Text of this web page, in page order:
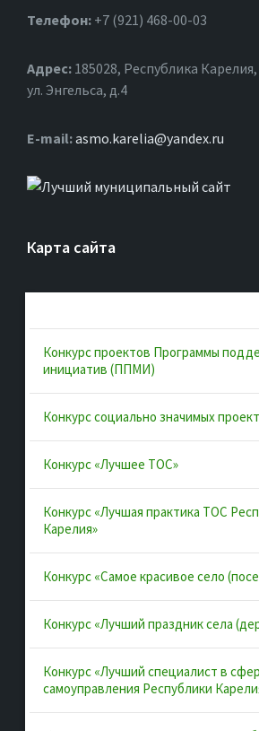
Телефон: +7 (921) 468-00-03
Адрес: 185028, Республика
ул. Энгельса, д.4
Е-mail:asmo.karelia@yandex.ru
Карта сайта
Об ассоциации
Документы
Муниципальные образования
Конкурсы и лучшие практики
Контакты
Полезные ссылки
Интернет-портал Республики Карелия
Инициативы Карелии
Территориальное общественное
Республике Карелия
ВАРМСУ
Конкурс проектов Программы
инициатив (ППМИ)
Конкурс социально значимых
Конкурс «Лучшее ТОС»
Конкурс «Лучшая практика ТОС
Карелия»
Конкурс «Самое красивое село
Конкурс «Лучший праздник села
Конкурс «Лучший специалист в
самоуправления Республики